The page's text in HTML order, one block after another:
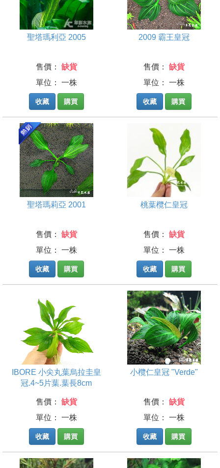
聖塔瑪利亞 2005
售價：
缺貨
單位： 一株
收藏 購買
2009 霸王皇冠
售價：
缺貨
單位： 一株
收藏 購買
聖塔瑪莉亞 2001
售價：
缺貨
單位： 一株
收藏 購買
桃葉欖仁皇冠
售價：
缺貨
單位： 一株
收藏 購買
IBORE 小尖丸葉烏拉圭皇
冠.4~5片葉.葉長8cm
售價：
缺貨
單位： 一株
收藏 購買
小欖仁皇冠 "Verde"
售價：
缺貨
單位： 一株
收藏 購買